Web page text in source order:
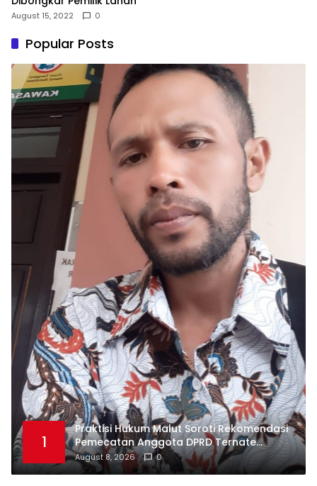
August 15, 2022 0
Popular Posts
1
Praktisi Hukum Malut Soroti Rekomendasi
Pemecatan Anggota DPRD Ternate
Nurjaya Hi Ibrahim
August 8, 2026 0